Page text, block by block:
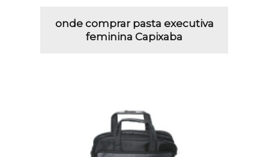
onde comprar pasta executiva
feminina Capixaba